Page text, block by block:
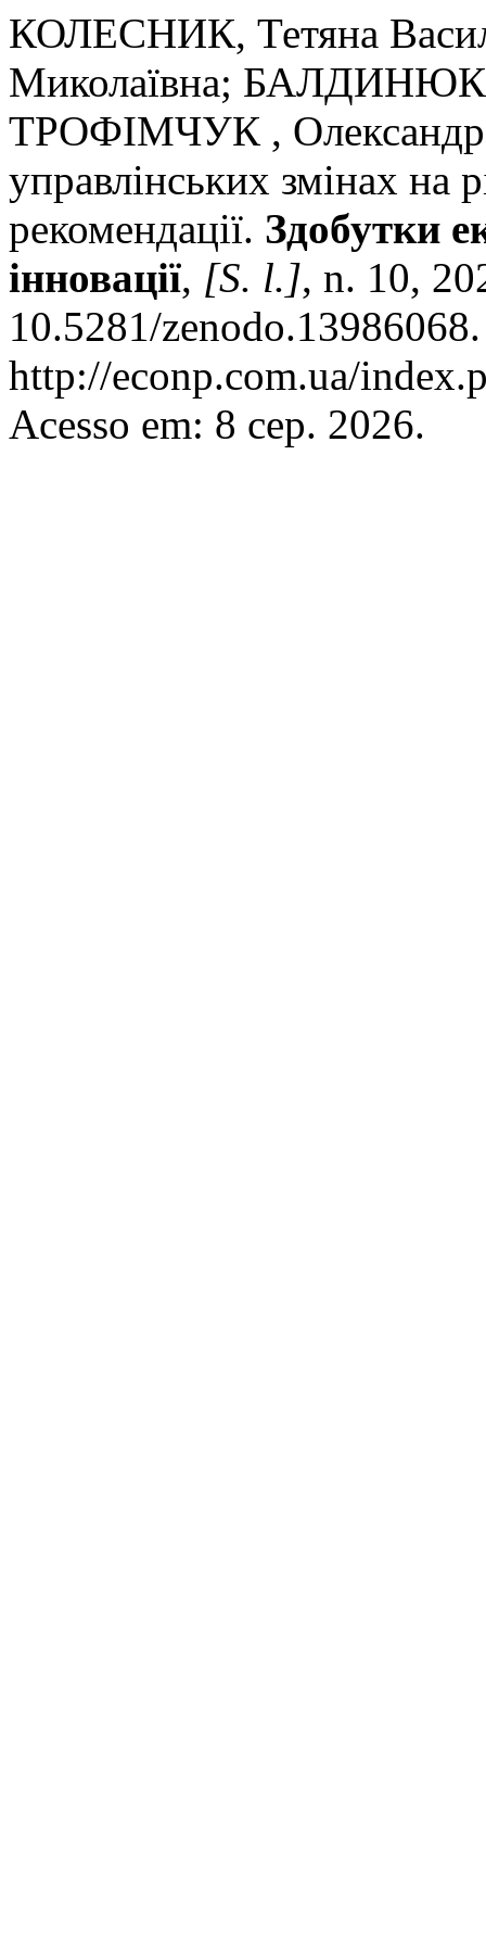
КОЛЕСНИК, Тетяна
Миколаївна;
ТРОФІМЧУК , Олександр.
управлінських змінах на
рекомендації. Здобутки
інновації, [S. l.], n. 10,
10.5281/
http://econp.com.ua/
Acesso em: 8 сер. 2026.